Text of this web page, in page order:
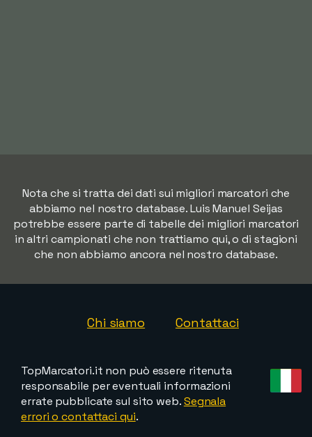
Nota che si tratta dei dati sui migliori marcatori che
abbiamo nel nostro database. Luis Manuel Seijas
potrebbe essere parte di tabelle dei migliori marcatori
in altri campionati che non trattiamo qui, o di stagioni
che non abbiamo ancora nel nostro database.
Chi siamo Contattaci
TopMarcatori.it non può essere ritenuta
responsabile per eventuali informazioni
errate pubblicate sul sito web.Segnala
errori o contattaci qui.